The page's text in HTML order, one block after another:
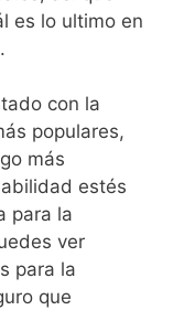
es lo ultimo en
con la
populares,
más
estés
para la
ver
para la
que